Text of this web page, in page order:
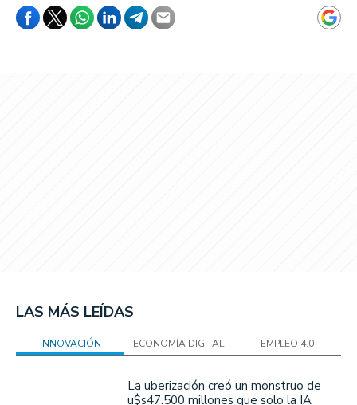
LAS MÁS LEÍDAS
INNOVACIÓN ECONOMÍA DIGITAL EMPLEO 4.0
La uberización creó un monstruo de
u$s47.500 millones que solo la IA